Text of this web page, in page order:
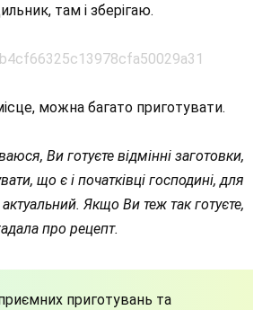
там і зберігаю.
можна багато приготувати.
Ви готуєте відмінні заготовки,
що є і початківці господині, для
Якщо Ви теж так готуєте,
про рецепт.
приготувань та